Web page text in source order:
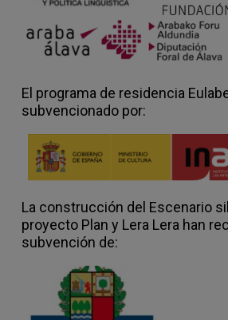
El programa de residencia
subvencionado por:
La construcción del Escenario
proyecto Plan y Lera Lera han
subvención de: